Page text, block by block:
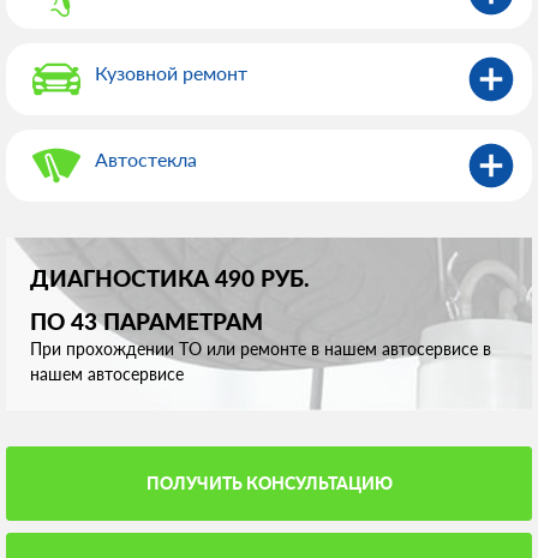
Кузовной ремонт
Автостекла
ДИАГНОСТИКА 490 РУБ.
ПО 43 ПАРАМЕТРАМ
При прохождении ТО или ремонте в нашем автосервисе в
нашем автосервисе
ПОЛУЧИТЬ КОНСУЛЬТАЦИЮ